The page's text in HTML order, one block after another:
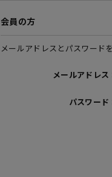
会員の方
メールアドレスとパスワード
メールアドレス
パスワード